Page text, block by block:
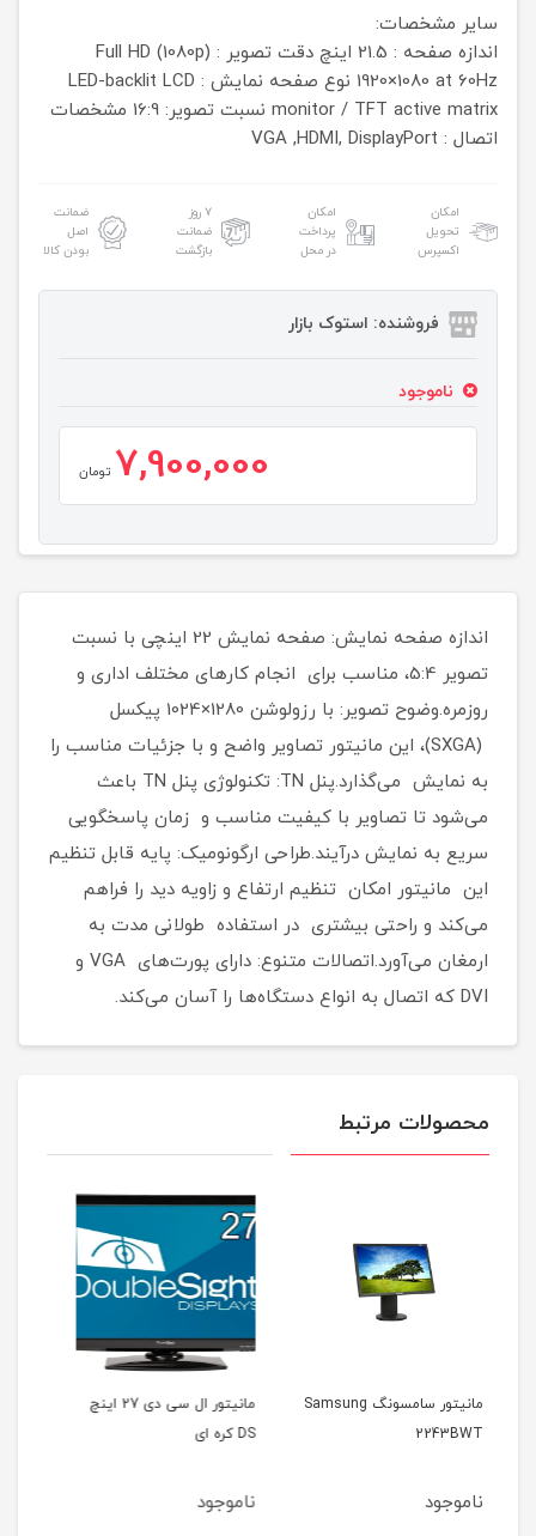
سایر مشخصات:
اندازه صفحه : 21.5 اینچ
دقت تصویر : Full HD (1080p)
1920×1080 at 60Hz
نوع صفحه نمایش : LED-backlit LCD
monitor / TFT active matrix نسبت تصویر: 16:9
مشخصات
اتصال : VGA ,HDMI, DisplayPort
امکان
تحویل
اکسپرس
امکان
پرداخت
در محل
۷ روز
ضمانت
بازگشت
ضمانت
اصل
بودن کالا
فروشنده: استوک بازار
ناموجود
7,900,000 تومان
اندازه صفحه نمایش: صفحه نمایش 22 اینچی با نسبت
تصویر 5:4، مناسب برای انجام کارهای مختلف اداری و
روزمره.وضوح تصویر: با رزولوشن 1280×1024 پیکسل
(SXGA)، این مانیتور تصاویر واضح و با جزئیات مناسب را
به نمایش می‌گذارد.پنل TN: تکنولوژی پنل TN باعث
می‌شود تا تصاویر با کیفیت مناسب و زمان پاسخگویی
سریع به نمایش درآیند.طراحی ارگونومیک: پایه قابل تنظیم
این مانیتور امکان تنظیم ارتفاع و زاویه دید را فراهم
می‌کند و راحتی بیشتری در استفاده طولانی مدت به
ارمغان می‌آورد.اتصالات متنوع: دارای پورت‌های VGA و
DVI که اتصال به انواع دستگاه‌ها را آسان می‌کند.
محصولات مرتبط
مانیتور ال سی دی 27 اینچ
DS کره ای
ناموجود
مانیتور بنکیو BenQ
BL2211TM
ناموجود